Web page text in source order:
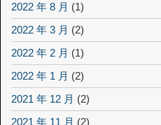
2022 年 8 月 (1)
2022 年 3 月 (2)
2022 年 2 月 (1)
2022 年 1 月 (2)
2021 年 12 月 (2)
2021 年 11 月 (2)